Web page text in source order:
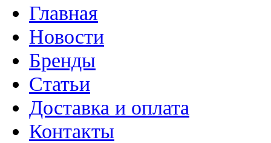
Главная
Новости
Бренды
Статьи
Доставка и оплата
Контакты